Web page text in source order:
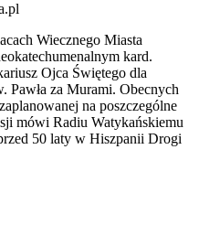
Wiecznego Miasta
kard.
Ojca Świętego dla
Pawła za Murami. Obecnych
na poszczególne
mówi Radiu Watykańskiemu
50 laty w Hiszpanii Drogi